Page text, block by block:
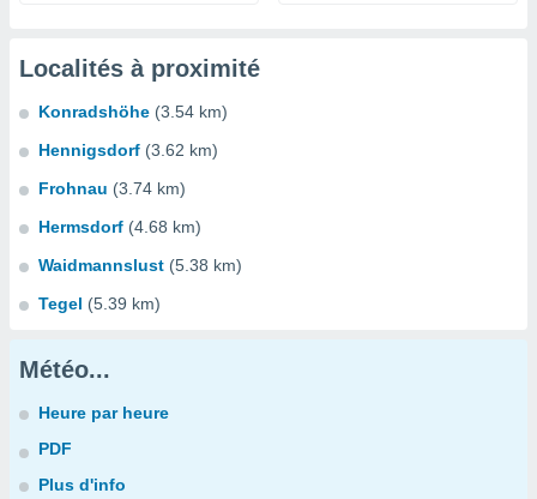
Localités à proximité
Konradshöhe (3.54 km)
Hennigsdorf (3.62 km)
Frohnau (3.74 km)
Hermsdorf (4.68 km)
Waidmannslust (5.38 km)
Tegel (5.39 km)
Météo...
Heure par heure
PDF
Plus d'info